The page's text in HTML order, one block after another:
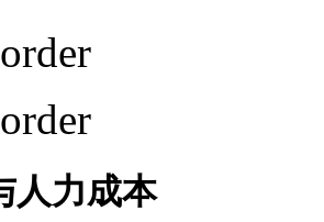
人力成本